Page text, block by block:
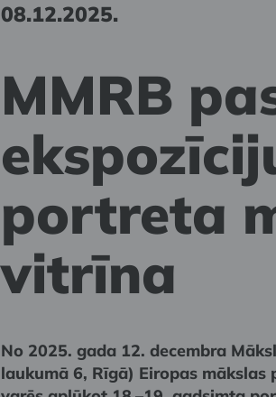
08.12.2025.
MMRB
portreta
vitrīna
No 2025. gada 12. decembra
laukumā 6, Rīgā) Eiropas